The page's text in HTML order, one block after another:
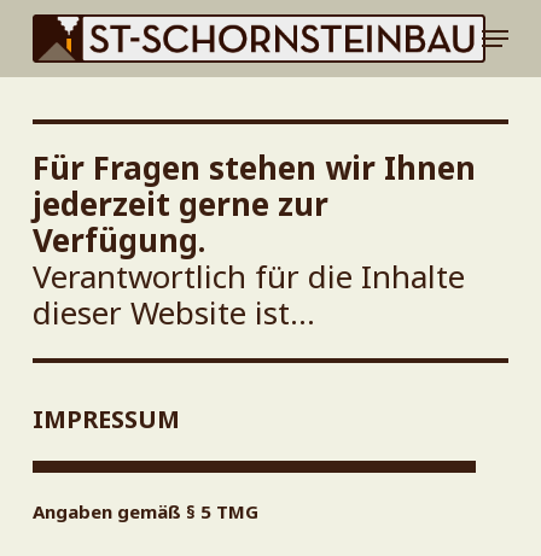
Skip
main
Menu
Für Fragen stehen wir Ihnen
jederzeit gerne zur
Verfügung.
Verantwortlich für die Inhalte
dieser Website ist…
IMPRESSUM
Angaben gemäß § 5 TMG